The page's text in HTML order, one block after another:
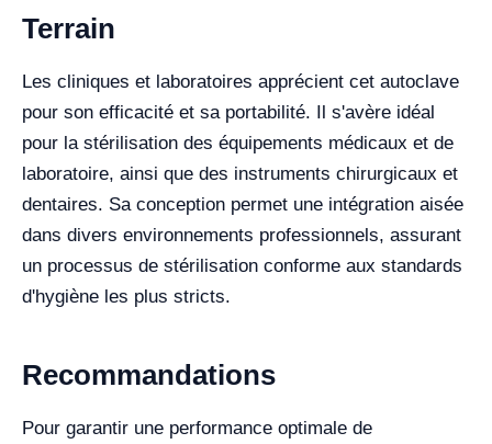
Terrain
Les cliniques et laboratoires apprécient cet autoclave
pour son efficacité et sa portabilité. Il s'avère idéal
pour la stérilisation des équipements médicaux et de
laboratoire, ainsi que des instruments chirurgicaux et
dentaires. Sa conception permet une intégration aisée
dans divers environnements professionnels, assurant
un processus de stérilisation conforme aux standards
d'hygiène les plus stricts.
Recommandations
Pour garantir une performance optimale de